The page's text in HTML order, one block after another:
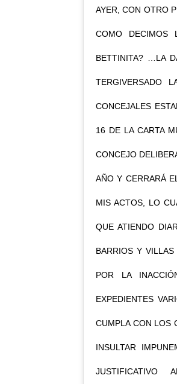
AYER, CON OTRO
COMO DECIMOS
BETTINITA? …LA
TERGIVERSADO
CONCEJALES
16 DE LA CARTA
CONCEJO
AÑO Y CERRARÁ
MIS ACTOS, LO
QUE ATIENDO
BARRIOS Y
POR LA
EXPEDIENTES
CUMPLA CON LOS
INSULTAR
JUSTIFICATIVO